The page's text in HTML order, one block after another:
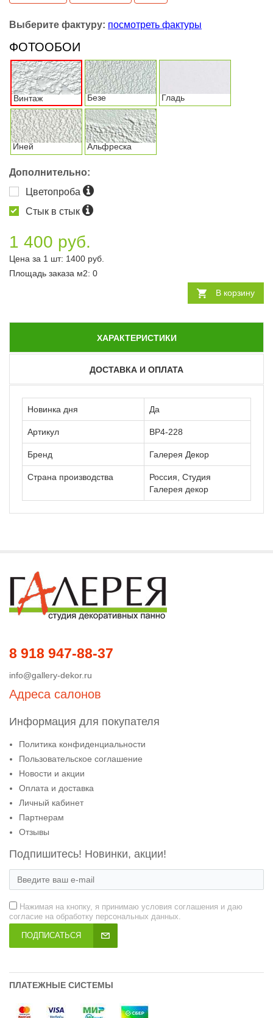
Выберите фактуру: посмотреть фактуры
ФОТООБОИ
Винтаж Безе Гладь
Иней Альфреска
Дополнительно:
Цветопроба
Стык в стык
1 400 руб.
Цена за 1 шт: 1400 руб.
Площадь заказа м2: 0
В корзину
ХАРАКТЕРИСТИКИ
ДОСТАВКА И ОПЛАТА
Новинка дня Да
Артикул ВР4-228
Бренд Галерея Декор
Страна производства
Россия, Студия
Галерея декор
8 918 947-88-37
info@gallery-dekor.ru
Адреса салонов
Информация для покупателя
Политика конфиденциальности
Пользовательское соглашение
Новости и акции
Оплата и доставка
Личный кабинет
Партнерам
Отзывы
Подпишитесь! Новинки, акции!
Нажимая на кнопку, я принимаю условия соглашения и даю
согласие на обработку персональных данных.
ПОДПИСАТЬСЯ
ПЛАТЕЖНЫЕ СИСТЕМЫ